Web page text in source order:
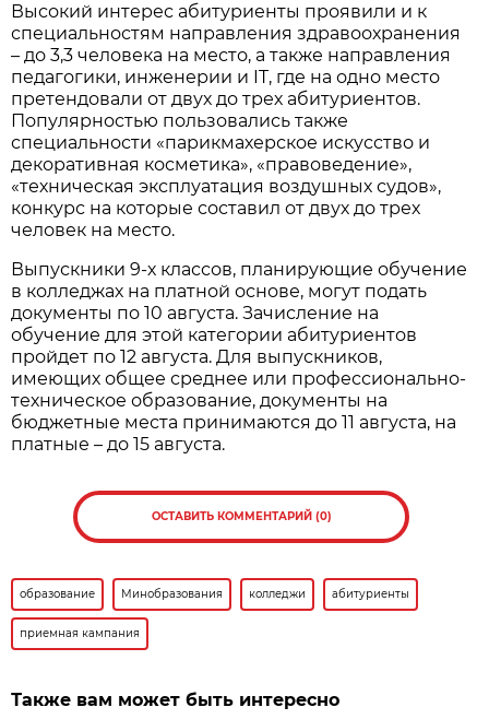
Высокий интерес абитуриенты проявили и к
специальностям направления здравоохранения
– до 3,3 человека на место, а также направления
педагогики, инженерии и IT, где на одно место
претендовали от двух до трех абитуриентов.
Популярностью пользовались также
специальности «парикмахерское искусство и
декоративная косметика», «правоведение»,
«техническая эксплуатация воздушных судов»,
конкурс на которые составил от двух до трех
человек на место.
Выпускники 9-х классов, планирующие обучение
в колледжах на платной основе, могут подать
документы по 10 августа. Зачисление на
обучение для этой категории абитуриентов
пройдет по 12 августа. Для выпускников,
имеющих общее среднее или профессионально-
техническое образование, документы на
бюджетные места принимаются до 11 августа, на
платные – до 15 августа.
ОСТАВИТЬ КОММЕНТАРИЙ (0)
образование Минобразования колледжи абитуриенты
приемная кампания
Также вам может быть интересно